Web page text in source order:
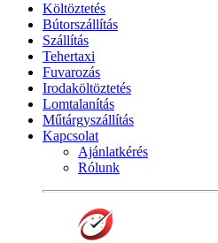
Költöztetés
Bútorszállítás
Szállítás
Tehertaxi
Fuvarozás
Irodaköltöztetés
Lomtalanítás
Műtárgyszállítás
Kapcsolat
Ajánlatkérés
Rólunk